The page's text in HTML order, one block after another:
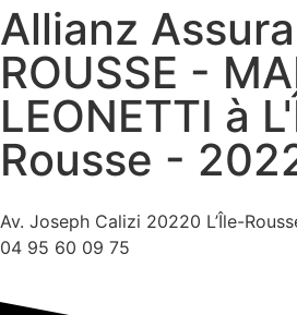
Allianz
ROUSSE -
LEONETTI à
Rousse -
Av. Joseph Calizi 20220 L’Île-
04 95 60 09 75